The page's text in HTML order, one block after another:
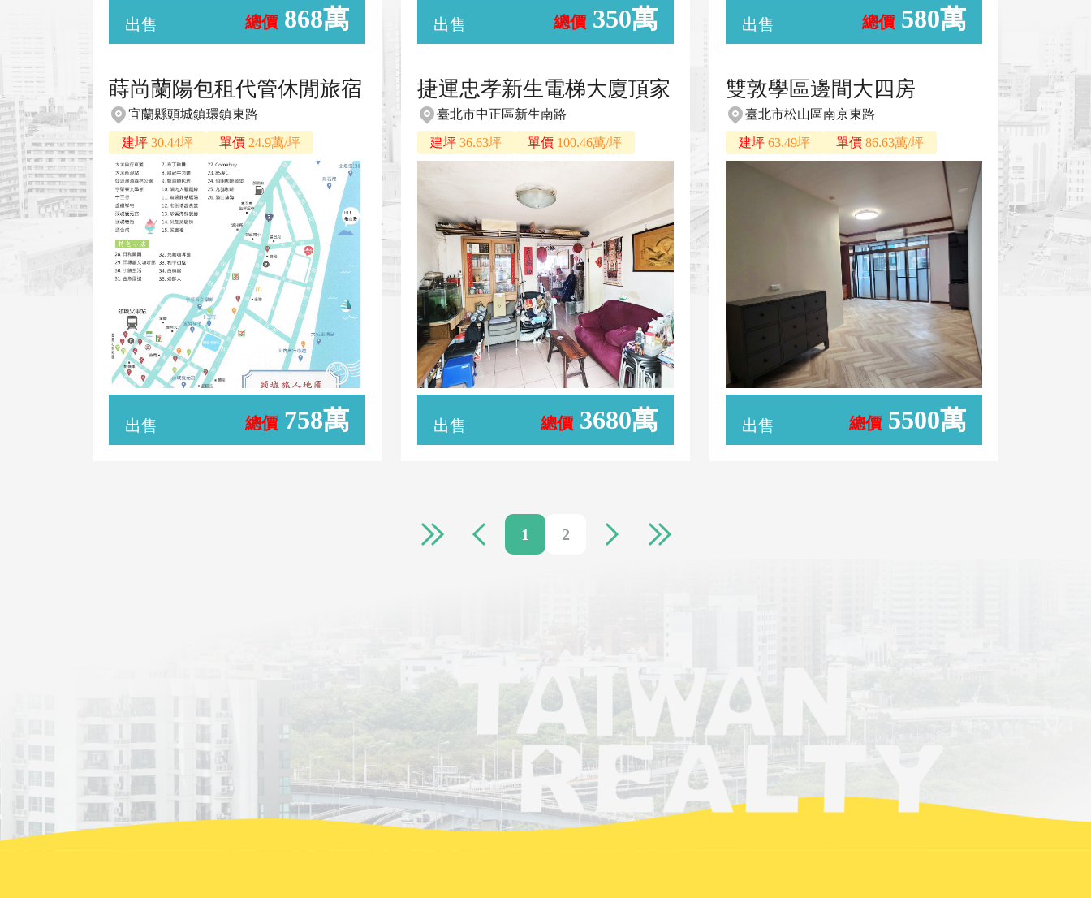
出售 總價 868萬 出售 總價 350萬 出售 總價 580萬
蒔尚蘭陽包租代管休閒旅宿
宜蘭縣頭城鎮環鎮東路
建坪 30.44坪 單價 24.9萬/坪
出售 總價 758萬
捷運忠孝新生電梯大廈頂家
臺北市中正區新生南路
建坪 36.63坪 單價 100.46萬/坪
出售 總價 3680萬
雙敦學區邊間大四房
臺北市松山區南京東路
建坪 63.49坪 單價 86.63萬/坪
出售 總價 5500萬
1 2